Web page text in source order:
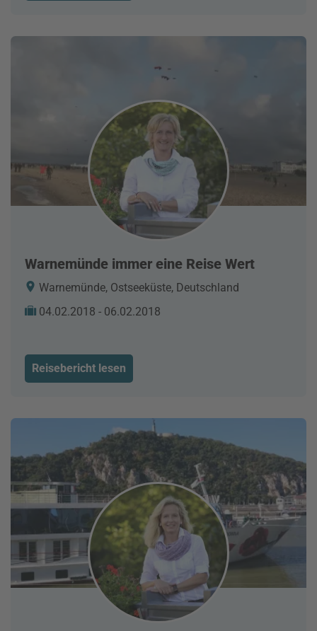
Warnemünde immer eine Reise Wert
Warnemünde, Ostseeküste, Deutschland
04.02.2018 - 06.02.2018
Reisebericht lesen